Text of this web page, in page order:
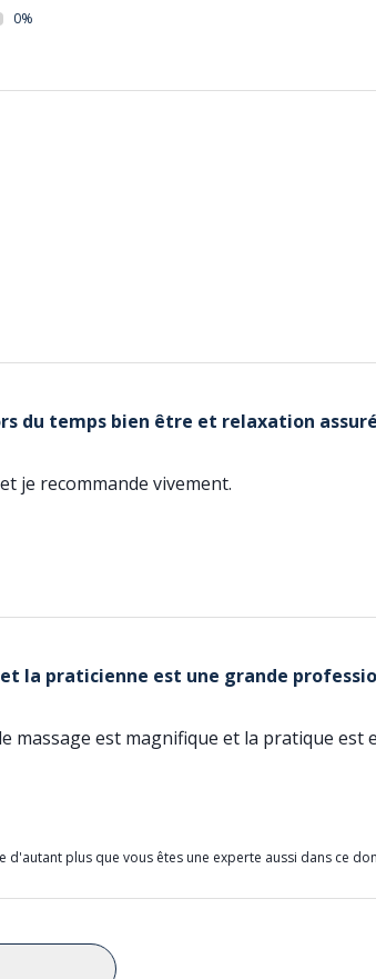
0%
du temps bien être et relaxation
je recommande vivement.
la praticienne est une grande
massage est magnifique et la pratique
d'autant plus que vous êtes une experte aussi dans ce